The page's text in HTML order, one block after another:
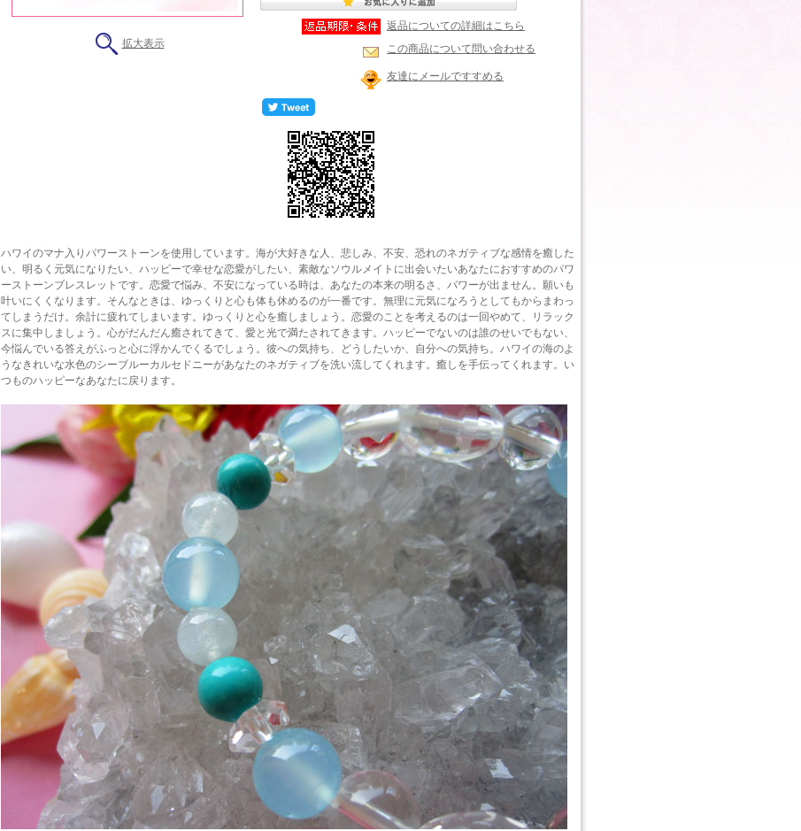
拡大表示
返品についての詳細はこちら
この商品について問い合わせる
友達にメールですすめる
ハワイのマナ入りパワーストーンを使用しています。海が大好きな人、悲しみ、不安、恐れのネガティブな感情を癒した
い、明るく元気になりたい、ハッピーで幸せな恋愛がしたい、素敵なソウルメイトに出会いたいあなたにおすすめのパワ
ーストーンブレスレットです。恋愛で悩み、不安になっている時は、あなたの本来の明るさ、パワーが出ません。願いも
叶いにくくなります。そんなときは、ゆっくりと心も体も休めるのが一番です。無理に元気になろうとしてもからまわっ
てしまうだけ。余計に疲れてしまいます。ゆっくりと心を癒しましょう。恋愛のことを考えるのは一回やめて、リラック
スに集中しましょう。心がだんだん癒されてきて、愛と光で満たされてきます。ハッピーでないのは誰のせいでもない、
今悩んでいる答えがふっと心に浮かんでくるでしょう。彼への気持ち、どうしたいか、自分への気持ち。ハワイの海のよ
うなきれいな水色のシーブルーカルセドニーがあなたのネガティブを洗い流してくれます。癒しを手伝ってくれます。い
つものハッピーなあなたに戻ります。